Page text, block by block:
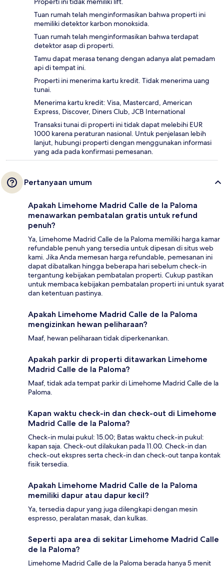
Tuan rumah telah menginformasikan bahwa properti ini
memiliki detektor karbon monoksida.
Tuan rumah telah menginformasikan bahwa terdapat
detektor asap di properti.
Tamu dapat merasa tenang dengan adanya alat pemadam
api di tempat ini.
Properti ini menerima kartu kredit. Tidak menerima uang
tunai.
Menerima kartu kredit: Visa, Mastercard, American
Express, Discover, Diners Club, JCB International
Transaksi tunai di properti ini tidak dapat melebihi EUR
1000 karena peraturan nasional. Untuk penjelasan lebih
lanjut, hubungi properti dengan menggunakan informasi
yang ada pada konfirmasi pemesanan.
Pertanyaan umum
Apakah Limehome Madrid Calle de la Paloma
menawarkan pembatalan gratis untuk refund
penuh?
Ya, Limehome Madrid Calle de la Paloma memiliki harga kamar
refundable penuh yang tersedia untuk dipesan di situs web
kami. Jika Anda memesan harga refundable, pemesanan ini
dapat dibatalkan hingga beberapa hari sebelum check-in
tergantung kebijakan pembatalan properti. Cukup pastikan
untuk membaca kebijakan pembatalan properti ini untuk syarat
dan ketentuan pastinya.
Apakah Limehome Madrid Calle de la Paloma
mengizinkan hewan peliharaan?
Maaf, hewan peliharaan tidak diperkenankan.
Apakah parkir di properti ditawarkan Limehome
Madrid Calle de la Paloma?
Maaf, tidak ada tempat parkir di Limehome Madrid Calle de la
Paloma.
Kapan waktu check-in dan check-out di Limehome
Madrid Calle de la Paloma?
Check-in mulai pukul: 15.00; Batas waktu check-in pukul:
kapan saja. Check-out dilakukan pada 11.00. Check-in dan
check-out ekspres serta check-in dan check-out tanpa kontak
fisik tersedia.
Apakah Limehome Madrid Calle de la Paloma
memiliki dapur atau dapur kecil?
Ya, tersedia dapur yang juga dilengkapi dengan mesin
espresso, peralatan masak, dan kulkas.
Seperti apa area di sekitar Limehome Madrid Calle
de la Paloma?
Limehome Madrid Calle de la Paloma berada hanya 5 menit